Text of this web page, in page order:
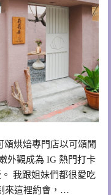
頌烘焙專門店以可頌聞
外觀成為 IG 熱門打卡
我跟姐妹們都很愛吃
來這裡約會，…